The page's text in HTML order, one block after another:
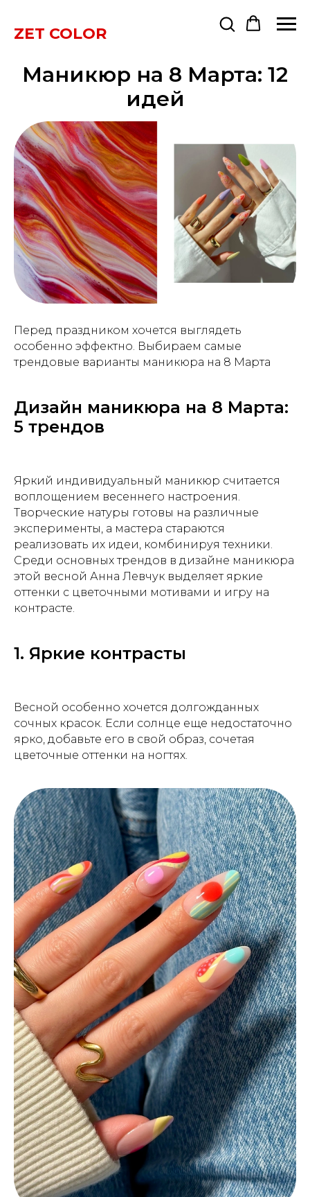
ZET COLOR
Маникюр на 8 Марта: 12
идей
Перед праздником хочется выглядеть
особенно эффектно. Выбираем самые
трендовые варианты маникюра на 8 Марта
Дизайн маникюра на 8 Марта:
5 трендов
Яркий индивидуальный маникюр считается
воплощением весеннего настроения.
Творческие натуры готовы на различные
эксперименты, а мастера стараются
реализовать их идеи, комбинируя техники.
Среди основных трендов в дизайне маникюра
этой весной Анна Левчук выделяет яркие
оттенки с цветочными мотивами и игру на
контрасте.
1. Яркие контрасты
Весной особенно хочется долгожданных
сочных красок. Если солнце еще недостаточно
ярко, добавьте его в свой образ, сочетая
цветочные оттенки на ногтях.